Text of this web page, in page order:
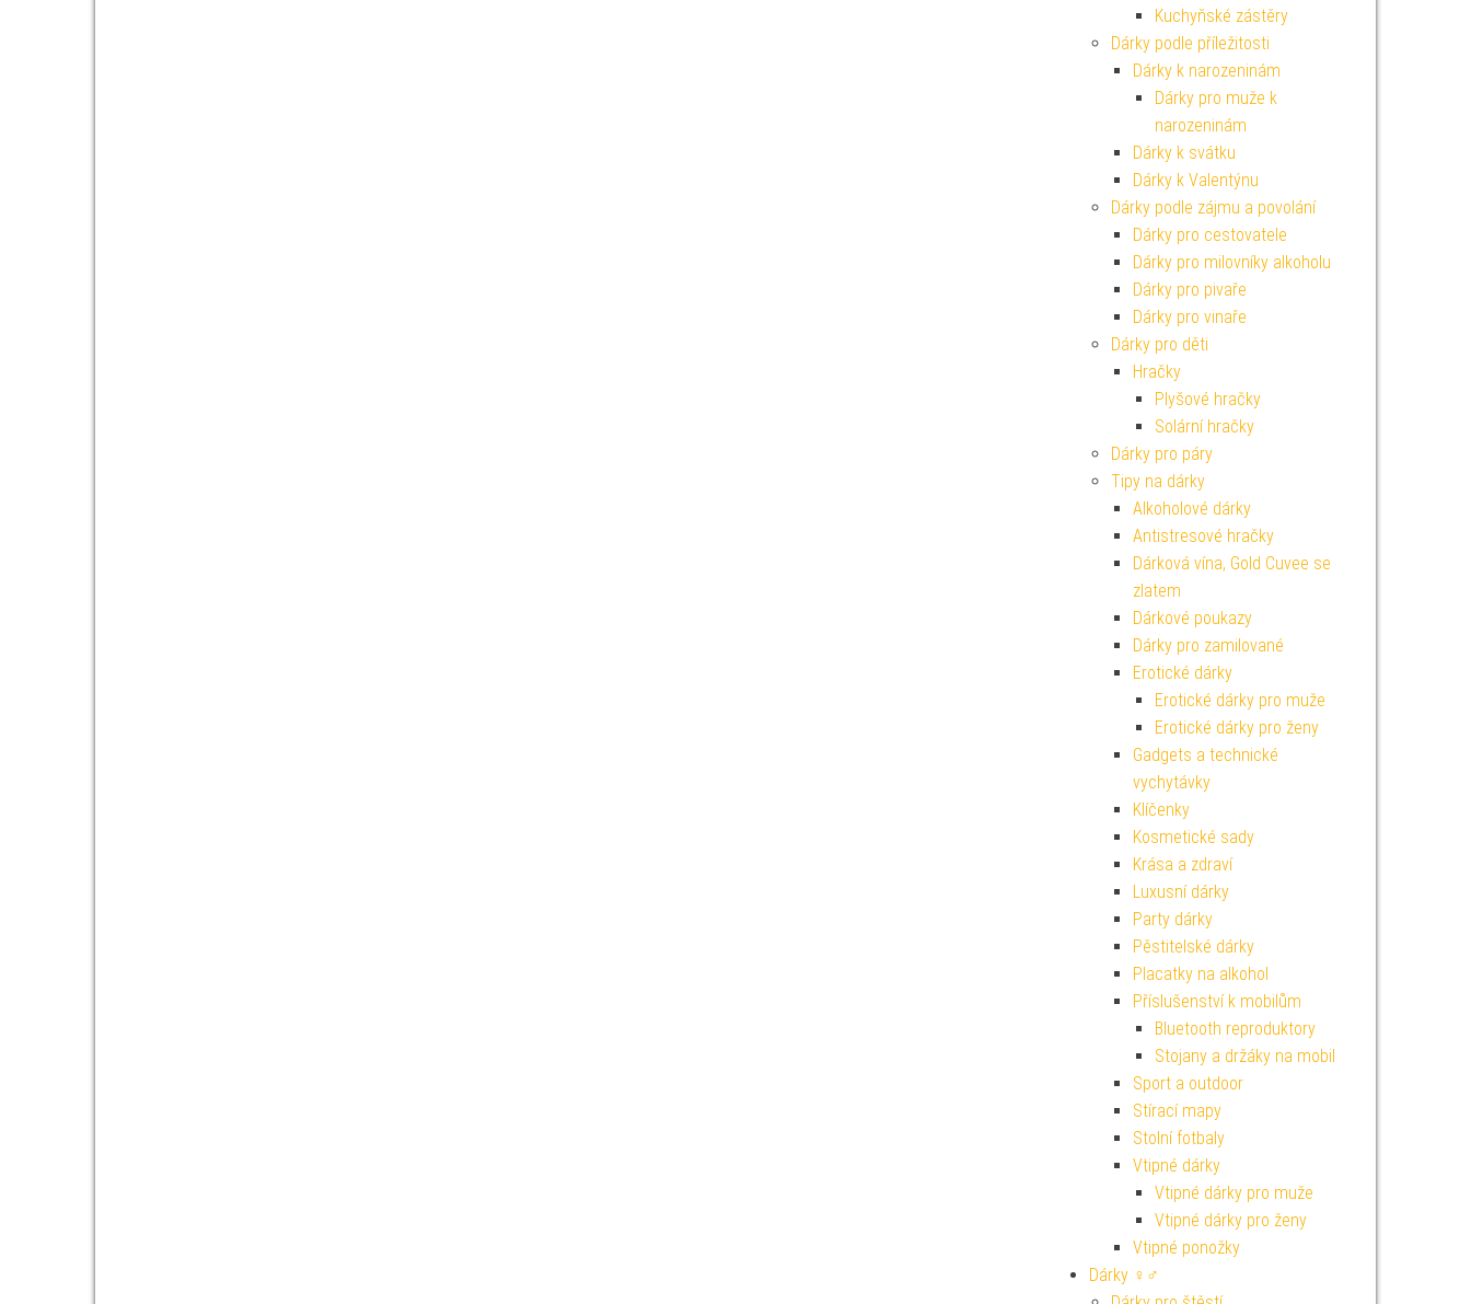
Kuchyňské zástěry
Dárky podle příležitosti
Dárky k narozeninám
Dárky pro muže k
narozeninám
Dárky k svátku
Dárky k Valentýnu
Dárky podle zájmu a povolání
Dárky pro cestovatele
Dárky pro milovníky alkoholu
Dárky pro pivaře
Dárky pro vinaře
Dárky pro děti
Hračky
Plyšové hračky
Solární hračky
Dárky pro páry
Tipy na dárky
Alkoholové dárky
Antistresové hračky
Dárková vína, Gold Cuvee se
zlatem
Dárkové poukazy
Dárky pro zamilované
Erotické dárky
Erotické dárky pro muže
Erotické dárky pro ženy
Gadgets a technické
vychytávky
Klíčenky
Kosmetické sady
Krása a zdraví
Luxusní dárky
Party dárky
Pěstitelské dárky
Placatky na alkohol
Příslušenství k mobilům
Bluetooth reproduktory
Stojany a držáky na mobil
Sport a outdoor
Stírací mapy
Stolní fotbaly
Vtipné dárky
Vtipné dárky pro muže
Vtipné dárky pro ženy
Vtipné ponožky
Dárky ♀♂